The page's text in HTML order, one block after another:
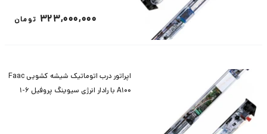
323,000,000 تومان
اپراتور درب اتوماتیک شیشه کشویی Faac
A100 با رادار انرژی سیوینگ پروفیل 6-1